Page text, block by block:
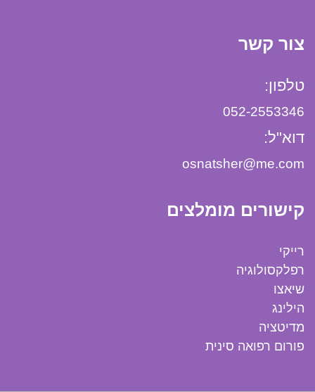
צור קשר
טלפון:
052-2553346
דוא"ל:
osnatsher@me.com
קישורים מומלצים
רייקי
רפלקסולוגיה
שיאצו
הילינג
מדיטציה
פורום רפואה סינית